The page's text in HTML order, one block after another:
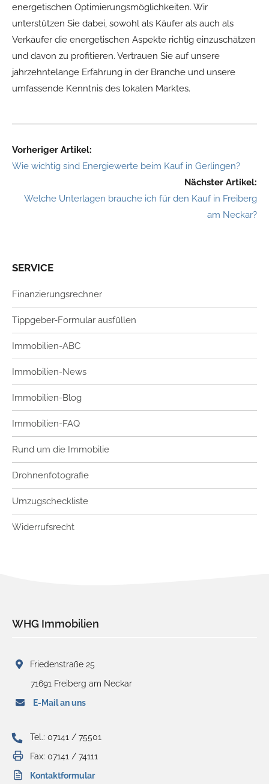
energetischen Optimierungsmöglichkeiten. Wir
unterstützen Sie dabei, sowohl als Käufer als auch als
Verkäufer die energetischen Aspekte richtig einzuschätzen
und davon zu profitieren. Vertrauen Sie auf unsere
jahrzehntelange Erfahrung in der Branche und unsere
umfassende Kenntnis des lokalen Marktes.
Vorheriger Artikel:
Wie wichtig sind Energiewerte beim Kauf in Gerlingen?
Nächster Artikel:
Welche Unterlagen brauche ich für den Kauf in Freiberg
am Neckar?
SERVICE
Finanzierungsrechner
Tippgeber-Formular ausfüllen
Immobilien-ABC
Immobilien-News
Immobilien-Blog
Immobilien-FAQ
Rund um die Immobilie
Drohnenfotografie
Umzugscheckliste
Widerrufsrecht
WHG Immobilien
Friedenstraße 25
71691 Freiberg am Neckar
E-Mail an uns
Tel.: 07141 / 75501
Fax: 07141 / 74111
Kontaktformular